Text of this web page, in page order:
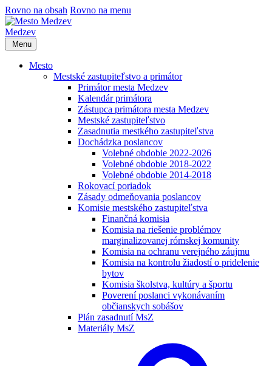
Rovno na obsah Rovno na menu
Medzev
Menu
Mesto
Mestské zastupiteľstvo a primátor
Primátor mesta Medzev
Kalendár primátora
Zástupca primátora mesta Medzev
Mestské zastupiteľstvo
Zasadnutia mestkého zastupiteľstva
Dochádzka poslancov
Volebné obdobie 2022-2026
Volebné obdobie 2018-2022
Volebné obdobie 2014-2018
Rokovací poriadok
Zásady odmeňovania poslancov
Komisie mestského zastupiteľstva
Finančná komisia
Komisia na riešenie problémov
marginalizovanej rómskej komunity
Komisia na ochranu verejného záujmu
Komisia na kontrolu žiadostí o pridelenie
bytov
Komisia školstva, kultúry a športu
Poverení poslanci vykonávaním
občianskych sobášov
Plán zasadnutí MsZ
Materiály MsZ